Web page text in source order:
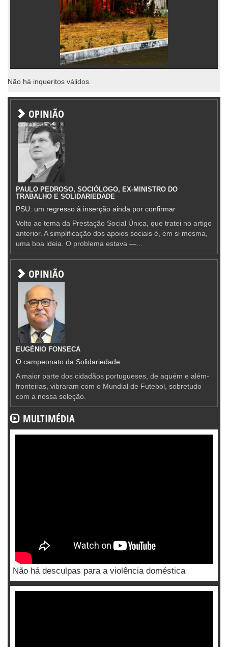
Não há inqueritos válidos.
OPINIÃO
PAULO PEDROSO, SOCIÓLOGO, EX-MINISTRO DO
TRABALHO E SOLIDARIEDADE
PSU: um regresso à inserção ainda por confirmar
Volto ao tema da Prestação Social Única, que tratei no artigo
anterior. A simplificação dos apoios sociais é, em si mesma,
uma boa ideia. O problema estava —...
OPINIÃO
EUGÉNIO FONSECA
O campeonato da Solidariedade
A maior parte dos cidadãos portugueses, de aquém e além-
fronteiras, vibraram com o Mundial de Futebol, sobretudo
com a nossa seleção.
MULTIMÉDIA
Não há desculpas para a violência doméstica